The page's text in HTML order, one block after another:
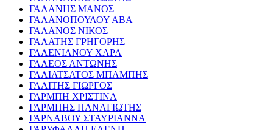
ΓΑΛΑΝΗΣ ΜΑΝΟΣ
ΓΑΛΑΝΟΠΟΥΛΟΥ ΑΒΑ
ΓΑΛΑΝΟΣ ΝΙΚΟΣ
ΓΑΛΑΤΗΣ ΓΡΗΓΟΡΗΣ
ΓΑΛΕΝΙΑΝΟΥ ΧΑΡΑ
ΓΑΛΕΟΣ ΑΝΤΩΝΗΣ
ΓΑΛΙΑΤΣΑΤΟΣ ΜΠΑΜΠΗΣ
ΓΑΛΙΤΗΣ ΓΙΩΡΓΟΣ
ΓΑΡΜΠΗ ΧΡΙΣΤΙΝΑ
ΓΑΡΜΠΗΣ ΠΑΝΑΓΙΩΤΗΣ
ΓΑΡΝΑΒΟΥ ΣΤΑΥΡΙΑΝΝΑ